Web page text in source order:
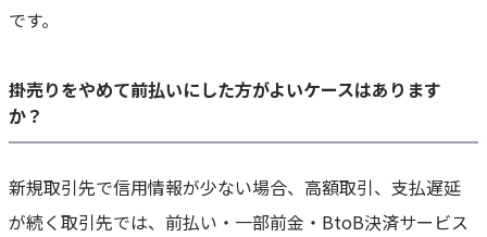
です。
掛売りをやめて前払いにした方がよいケースはあります
か？
新規取引先で信用情報が少ない場合、高額取引、支払遅延
が続く取引先では、前払い・一部前金・BtoB決済サービス